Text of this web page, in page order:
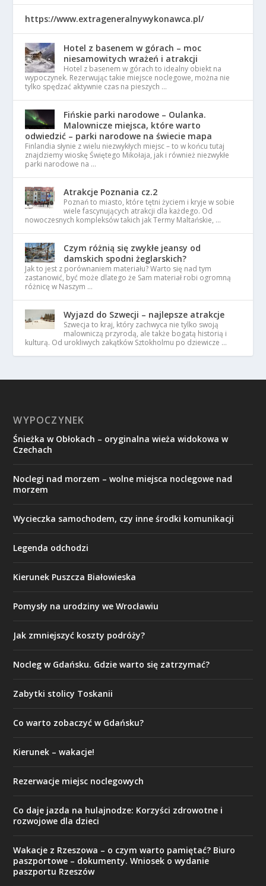
https://www.extrageneralnywykonawca.pl/
Hotel z basenem w górach – moc
niesamowitych wrażeń i atrakcji
Hotel z basenem w górach to idealny obiekt na
wypoczynek. Rezerwując takie miejsce noclegowe, można nie
tylko spędzać aktywnie czas na pieszych …
Fińskie parki narodowe – Oulanka.
Malownicze miejsca, które warto
odwiedzić – parki narodowe na świecie mapa
Finlandia słynie z wielu niezwykłych miejsc – to w końcu tutaj
znajdziemy wioskę Świętego Mikołaja, jak i również niezwykłe
parki narodowe na …
Atrakcje Poznania cz.2
Poznań to miasto, które tętni życiem i kryje w sobie
wiele fascynujących atrakcji dla każdego. Od
nowoczesnych kompleksów takich jak Termy Maltańskie, …
Czym różnią się zwykłe jeansy od
damskich spodni żeglarskich?
Jak to jest z porównaniem materiału? Warto się nad tym
zastanowić, być może dlatego że Sam materiał robi ogromną
różnicę w Naszym …
Wyjazd do Szwecji – najlepsze atrakcje
Szwecja to kraj, który zachwyca nie tylko swoją
malowniczą przyrodą, ale także bogatą historią i
kulturą. Od urokliwych zakątków Sztokholmu po dziewicze …
WYPOCZYNEK
Śnieżka w Obłokach – oryginalna wieża widokowa w
Czechach
Noclegi nad morzem – wolne miejsca noclegowe nad
morzem
Wycieczka samochodem, czy inne środki komunikacji
Legenda odchodzi
Kierunek Puszcza Białowieska
Pomysły na urodziny we Wrocławiu
Jak zmniejszyć koszty podróży?
Nocleg w Gdańsku. Gdzie warto się zatrzymać?
Zabytki stolicy Toskanii
Co warto zobaczyć w Gdańsku?
Kierunek – wakacje!
Rezerwacje miejsc noclegowych
Co daje jazda na hulajnodze: Korzyści zdrowotne i
rozwojowe dla dzieci
Wakacje z Rzeszowa – o czym warto pamiętać? Biuro
paszportowe – dokumenty. Wniosek o wydanie
paszportu Rzeszów